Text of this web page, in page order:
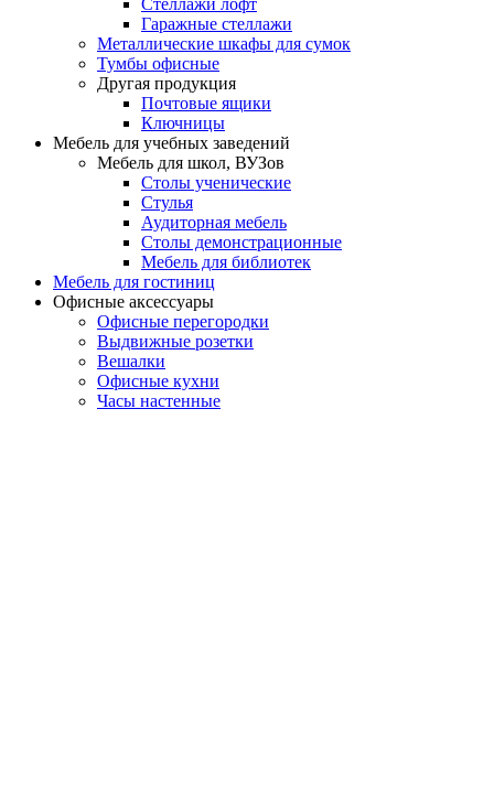
Стеллажи лофт
Гаражные стеллажи
Металлические шкафы для сумок
Тумбы офисные
Другая продукция
Почтовые ящики
Ключницы
Мебель для учебных заведений
Мебель для школ, ВУЗов
Столы ученические
Стулья
Аудиторная мебель
Столы демонстрационные
Мебель для библиотек
Мебель для гостиниц
Офисные аксессуары
Офисные перегородки
Выдвижные розетки
Вешалки
Офисные кухни
Часы настенные